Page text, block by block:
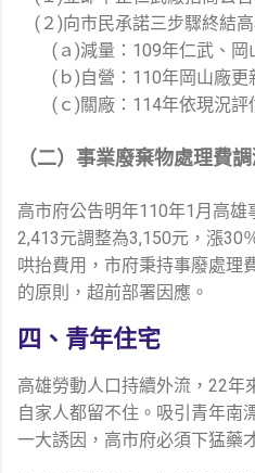
(２)向市民承諾三步驟終結
(ａ)減量：109年仁武、岡
(ｂ)自營：110年岡山廠更
(ｃ)關廠：114年依現況評
（二）事業廢棄物處理費
高市府公告明年110年1月高
2,413元調整為3,150元，漲30
哄抬費用，市府秉持事廢處理
的原則，超前部署因應。
四、青年住宅
高雄勞動人口持續外流，22年
自家人都留不住。吸引青年南
一大誘因，高市府必須下猛藥